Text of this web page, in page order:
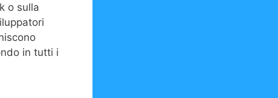
o sulla
in tutti i